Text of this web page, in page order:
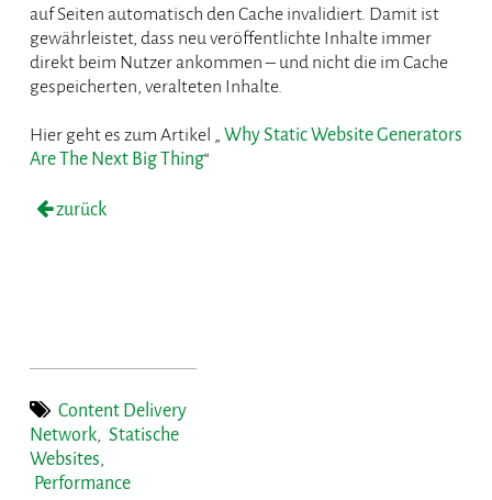
auf Seiten automatisch den Cache invalidiert. Damit ist
gewährleistet, dass neu veröffentlichte Inhalte immer
direkt beim Nutzer ankommen – und nicht die im Cache
gespeicherten, veralteten Inhalte.
Hier geht es zum Artikel „Why Static Website Generators
Are The Next Big Thing“
zurück
Content Delivery
Network, Statische
Websites,
Performance